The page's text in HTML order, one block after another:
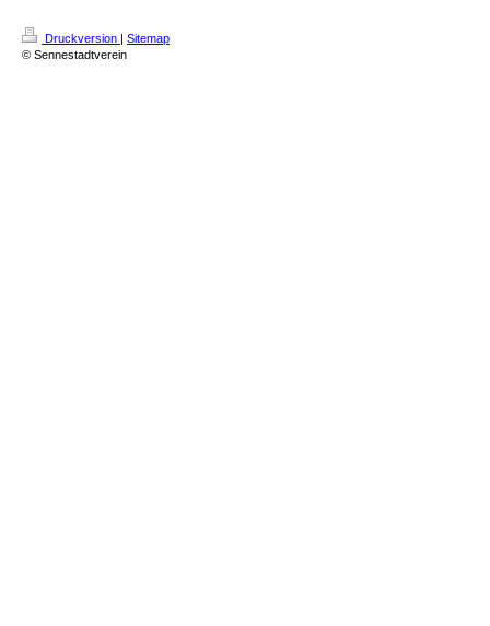
Druckversion | Sitemap
© Sennestadtverein